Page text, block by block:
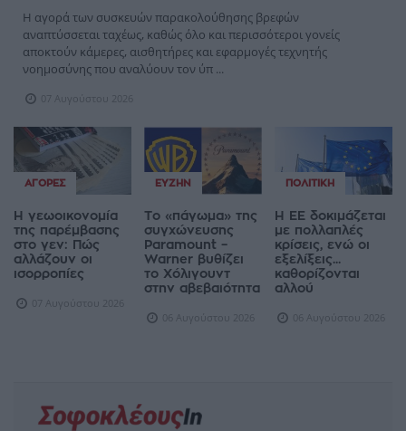
Η αγορά των συσκευών παρακολούθησης βρεφών
αναπτύσσεται ταχέως, καθώς όλο και περισσότεροι γονείς
αποκτούν κάμερες, αισθητήρες και εφαρμογές τεχνητής
νοημοσύνης που αναλύουν τον ύπ ...
07 Αυγούστου 2026
ΑΓΟΡΈΣ
Η γεωοικονομία
της παρέμβασης
στο γεν: Πώς
αλλάζουν οι
ισορροπίες
07 Αυγούστου 2026
ΕΥΖΗΝ
Το «πάγωμα» της
συγχώνευσης
Paramount –
Warner βυθίζει
το Χόλιγουντ
στην αβεβαιότητα
06 Αυγούστου 2026
ΠΟΛΙΤΙΚΉ
Η ΕΕ δοκιμάζεται
με πολλαπλές
κρίσεις, ενώ οι
εξελίξεις...
καθορίζονται
αλλού
06 Αυγούστου 2026